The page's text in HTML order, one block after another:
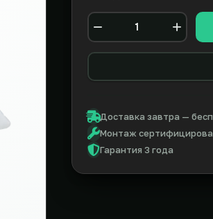
Количество
Доставка завтра —
Монтаж
Гарантия 3 года